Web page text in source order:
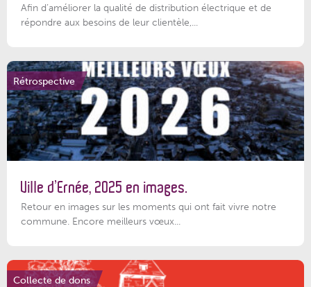
Afin d’améliorer la qualité de distribution électrique et de
répondre aux besoins de leur clientèle,...
Rétrospective
Ville d’Ernée, 2025 en images.
Retour en images sur les moments qui ont fait vivre notre
commune. Encore meilleurs vœux...
Collecte de dons